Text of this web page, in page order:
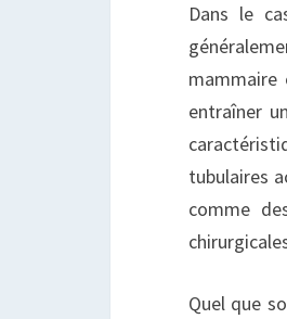
Dans le
mammaire
entraîner
tubulaires
comme
Quel que